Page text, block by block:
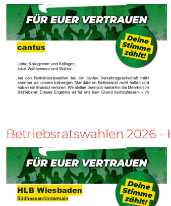
Betriebsratswahlen 2026 -